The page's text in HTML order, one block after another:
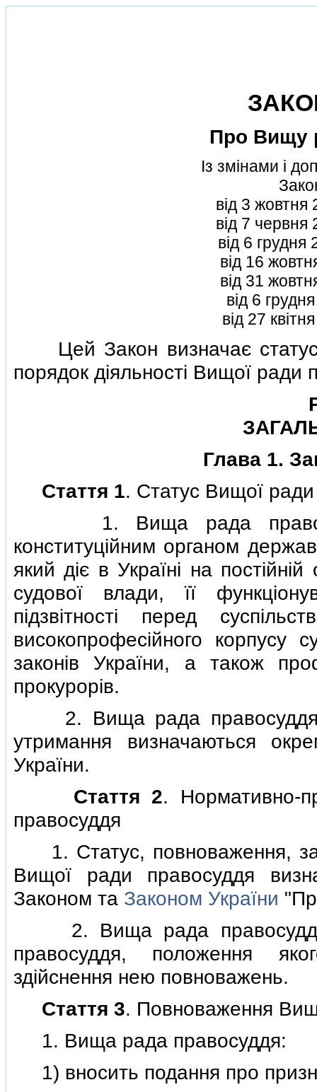
Про Вищу
Iз змiнами i
вiд 3 жовтня
вiд 7 червня
вiд 6 грудня
вiд 16
вiд 31
вiд 6
вiд 27
Цей Закон визначає статус,
порядок дiяльностi Вищої ради
Глава 1.
Стаття 1. Статус Вищої
1. Вища рада
конституцiйним органом
який дiє в Українi на постiйнiй
судової влади, її
пiдзвiтностi перед
високопрофесiйного
законiв України, а також
прокурорiв.
2. Вища рада правосуддя
утримання визначаються
України.
Стаття 2. Нормативно-
правосуддя
1. Статус, повноваження,
Вищої ради правосуддя
Законом та Законом України
2. Вища рада правосуддя
правосуддя, положення
здiйснення нею повноважень.
Стаття 3. Повноваження
1. Вища рада правосуддя:
1) вносить подання про